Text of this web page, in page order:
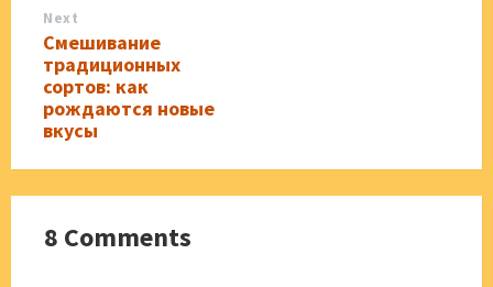
Next
Смешивание
традиционных
сортов: как
рождаются новые
вкусы
8 Comments